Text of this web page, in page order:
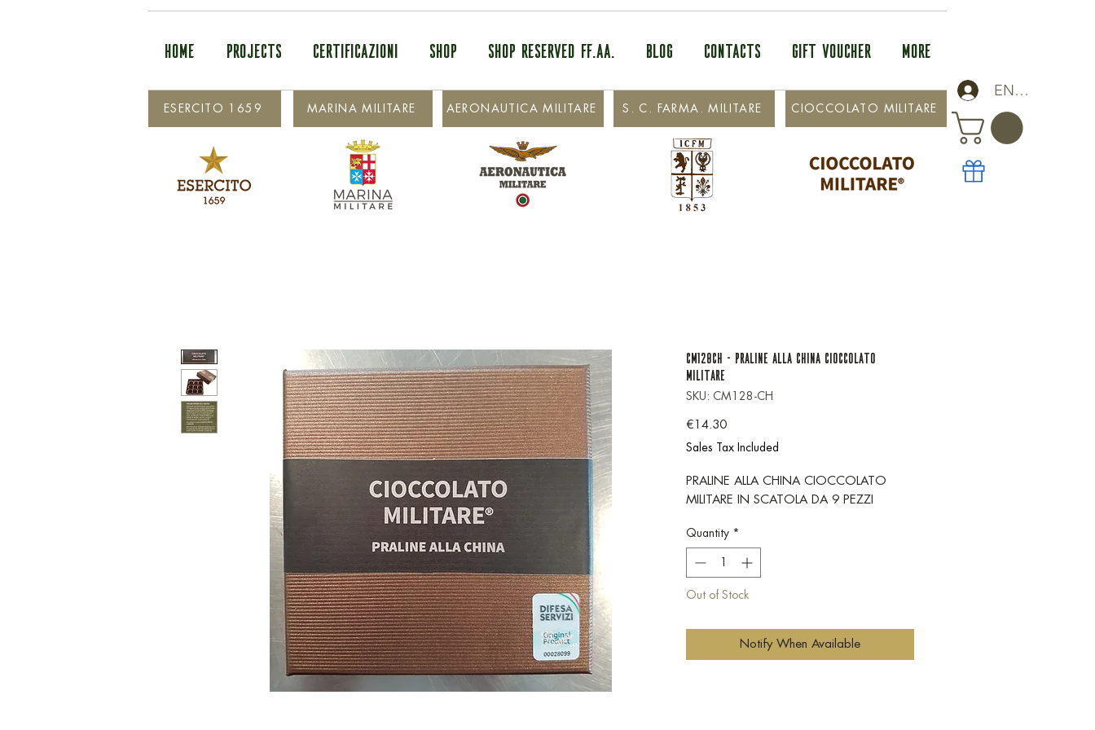
HOME PROJECTS CERTIFICAZIONI SHOP SHOP RESERVED FF.AA. BLOG CONTACTS GIFT VOUCHER More
CIOCCOLATO MILITARE
S. C. FARMA. MILITARE
ESERCITO 1659
ENTRA
AERONAUTICA MILITARE
MARINA MILITARE
CM128CH - PRALINE ALLA CHINA CIOCCOLATO
MILITARE
SKU: CM128-CH
€14.30Price
Sales Tax Included
PRALINE ALLA CHINA CIOCCOLATO
MILITARE IN SCATOLA DA 9 PEZZI
Quantity *
Out of Stock
Notify When Available